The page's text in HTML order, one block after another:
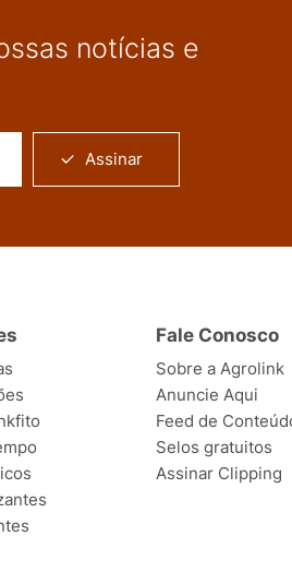
notícias e
Assinar
Fale Conosco
Sobre a Agrolink
Anuncie Aqui
Feed de
Selos gratuitos
Assinar Clipping